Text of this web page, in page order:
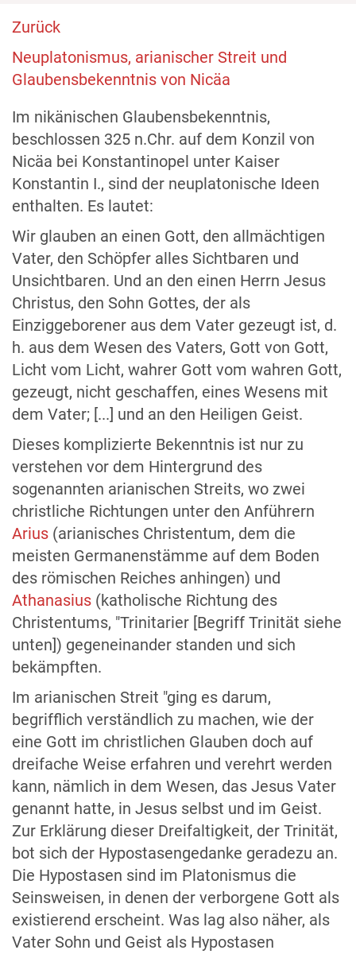
Zurück
Neuplatonismus, arianischer Streit und
Glaubensbekenntnis von Nicäa
Im nikänischen Glaubensbekenntnis,
beschlossen 325 n.Chr. auf dem Konzil von
Nicäa bei Konstantinopel unter Kaiser
Konstantin I., sind der neuplatonische Ideen
enthalten. Es lautet:
Wir glauben an einen Gott, den allmächtigen
Vater, den Schöpfer alles Sichtbaren und
Unsichtbaren. Und an den einen Herrn Jesus
Christus, den Sohn Gottes, der als
Einziggeborener aus dem Vater gezeugt ist, d.
h. aus dem Wesen des Vaters, Gott von Gott,
Licht vom Licht, wahrer Gott vom wahren Gott,
gezeugt, nicht geschaffen, eines Wesens mit
dem Vater; [...] und an den Heiligen Geist.
Dieses komplizierte Bekenntnis ist nur zu
verstehen vor dem Hintergrund des
sogenannten arianischen Streits, wo zwei
christliche Richtungen unter den Anführern
Arius (arianisches Christentum, dem die
meisten Germanenstämme auf dem Boden
des römischen Reiches anhingen) und
Athanasius (katholische Richtung des
Christentums, "Trinitarier [Begriff Trinität siehe
unten]) gegeneinander standen und sich
bekämpften.
Im arianischen Streit "ging es darum,
begrifflich verständlich zu machen, wie der
eine Gott im christlichen Glauben doch auf
dreifache Weise erfahren und verehrt werden
kann, nämlich in dem Wesen, das Jesus Vater
genannt hatte, in Jesus selbst und im Geist.
Zur Erklärung dieser Dreifaltigkeit, der Trinität,
bot sich der Hypostasengedanke geradezu an.
Die Hypostasen sind im Platonismus die
Seinsweisen, in denen der verborgene Gott als
existierend erscheint. Was lag also näher, als
Vater Sohn und Geist als Hypostasen